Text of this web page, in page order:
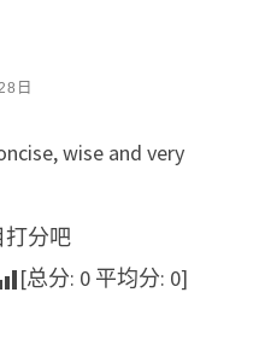
日
wise and very
打分吧
[总分: 0 平均分: 0]